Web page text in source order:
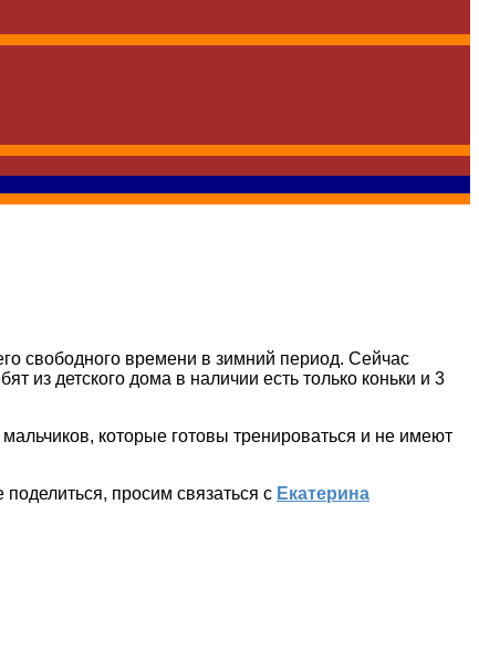
свободного времени в зимний период. Сейчас
из детского дома в наличии есть только коньки и 3
которые готовы тренироваться и не имеют
просим связаться с Екатерина